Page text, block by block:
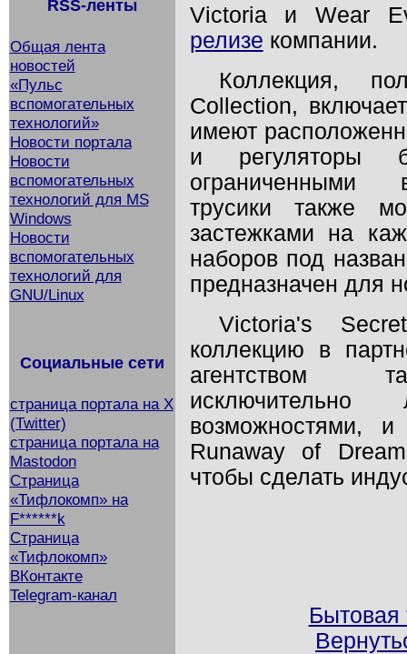
RSS-ленты
Общая лента
новостей
«Пульс
вспомогательных
технологий»
Новости портала
Новости
вспомогательных
технологий для MS
Windows
Новости
вспомогательных
технологий для
GNU/Linux
Социальные сети
страница портала на X
(Twitter)
страница портала на
Mastodon
Страница
«Тифлокомп» на
F******k
Страница
«Тифлокомп»
ВКонтакте
Telegram-канал
Victoria и Wear
релизе компании.
Коллекция,
Collection,
имеют
и регуляторы
ограниченными
трусики также
застежками на
наборов под
предназначен для
Victoria's
коллекцию в
агентством
возможностями, и
Runaway of
чтобы сделать
Бытовая